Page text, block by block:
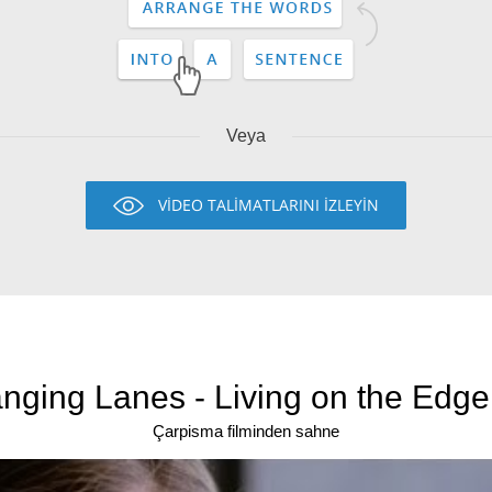
Veya
VİDEO TALİMATLARINI İZLEYİN
Lanes - Living on the
Çarpisma filminden sahne